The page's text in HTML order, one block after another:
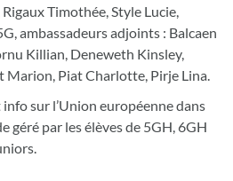
Timothée, Style Lucie,
ambassadeurs adjoints : Balcaen
Killian, Deneweth Kinsley,
Marion, Piat Charlotte, Pirje Lina.
sur l’Union européenne dans
géré par les élèves de 5GH, 6GH